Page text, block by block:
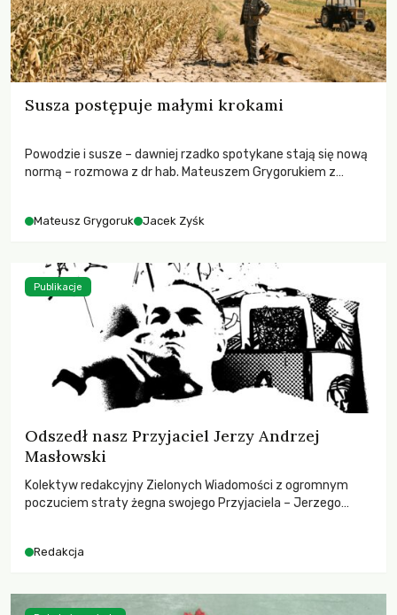
Susza postępuje małymi krokami
Powodzie i susze – dawniej rzadko spotykane stają się nową
normą – rozmowa z dr hab. Mateuszem Grygorukiem z
Mateusz Grygoruk Jacek Zyśk
Odszedł nasz Przyjaciel Jerzy Andrzej
Masłowski
Kolektyw redakcyjny Zielonych Wiadomości z ogromnym
poczuciem straty żegna swojego Przyjaciela – Jerzego
Redakcja
Publikacje